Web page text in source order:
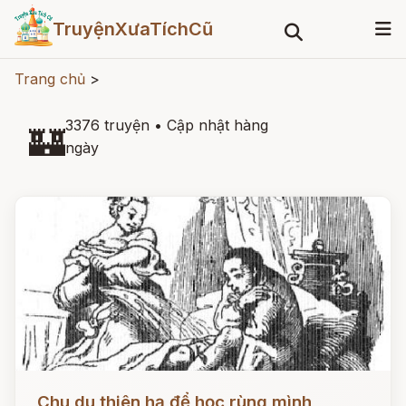
TruyệnXưaTíchCũ
Trang chủ >
🏰3376 truyện • Cập nhật hàng
ngày